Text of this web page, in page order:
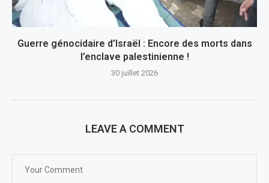
Guerre génocidaire d’Israël : Encore des morts dans
l’enclave palestinienne !
30 juillet 2026
LEAVE A COMMENT